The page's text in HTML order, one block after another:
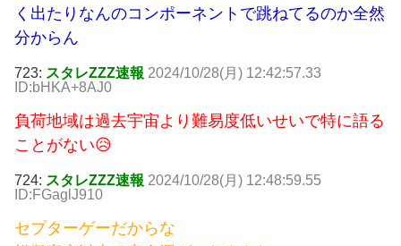
く出たりなんのコンポーネントで跳ねてるのか全然
分からん
723: スタレZZZ速報 2024/10/28(月) 12:42:57.33
ID:bHKA+8AJ0
負荷地域は過去宇宙より難易度低いせいで特に語る
ことがない😥
724: スタレZZZ速報 2024/10/28(月) 12:48:59.55
ID:FGaglJ910
セプターゲーだからな